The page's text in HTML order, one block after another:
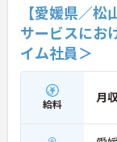
【愛媛県／
サービスにお
イム社員＞
給料 月